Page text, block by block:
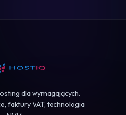
dla wymagających.
faktury VAT, technologia